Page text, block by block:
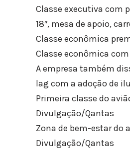
Classe executiva com
18″, mesa de apoio,
Classe econômica
Classe econômica com
A empresa também
lag com a adoção de
Primeira classe do
Divulgação/Qantas
Zona de bem-estar do
Divulgação/Qantas